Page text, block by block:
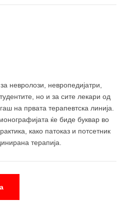
невролози, невропедијатри,
но и за сите лекари од
на првата терапевтска линија.
ќе биде буквар во
како патоказ и потсетник
терапија.